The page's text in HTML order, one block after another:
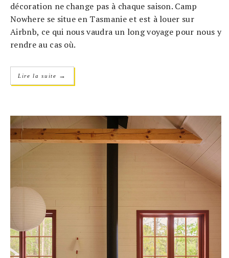
décoration ne change pas à chaque saison. Camp
Nowhere se situe en Tasmanie et est à louer sur
Airbnb, ce qui nous vaudra un long voyage pour nous y
rendre au cas où.
Lire la suite →